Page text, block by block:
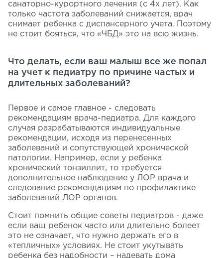
санаторно-курортного лечения (с 4х лет). Как
только частота заболеваний снижается, врач
снимает ребенка с диспансерного учета. Поэтому
не стоит бояться, что «ЧБД» это на всю жизнь.
Что делать, если ваш малыш все же попал
на учет к педиатру по причине частых и
длительных заболеваний?
Первое и самое главное - следовать
рекомендациям врача-педиатра. Для каждого
случая разрабатываются индивидуальные
рекомендации, исходя из перенесенных
заболеваний и сопутствующей хронической
патологии. Например, если у ребенка
хронический тонзиллит, то требуется
дополнительное наблюдение у ЛОР врача и
следование рекомендациям по профилактике
заболеваний ЛОР органов.
Стоит помнить общие советы педиатров - даже
если ваш ребенок часто или длительно болеет
это не означает, что нужно держать его в
«тепличных» условиях. Не стоит укутывать
ребенка без надобности – надевать дома